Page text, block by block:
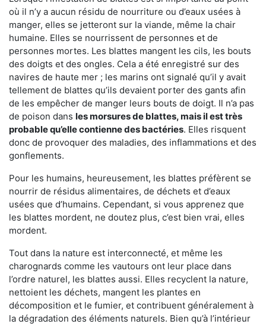
où il n’y a aucun résidu de nourriture ou d’eaux usées à
manger, elles se jetteront sur la viande, même la chair
humaine. Elles se nourrissent de personnes et de
personnes mortes. Les blattes mangent les cils, les bouts
des doigts et des ongles. Cela a été enregistré sur des
navires de haute mer ; les marins ont signalé qu’il y avait
tellement de blattes qu’ils devaient porter des gants afin
de les empêcher de manger leurs bouts de doigt. Il n’a pas
de poison dans les morsures de blattes, mais il est très
probable qu’elle contienne des bactéries. Elles risquent
donc de provoquer des maladies, des inflammations et des
gonflements.
Pour les humains, heureusement, les blattes préfèrent se
nourrir de résidus alimentaires, de déchets et d’eaux
usées que d’humains. Cependant, si vous apprenez que
les blattes mordent, ne doutez plus, c’est bien vrai, elles
mordent.
Tout dans la nature est interconnecté, et même les
charognards comme les vautours ont leur place dans
l’ordre naturel, les blattes aussi. Elles recyclent la nature,
nettoient les déchets, mangent les plantes en
décomposition et le fumier, et contribuent généralement à
la dégradation des éléments naturels. Bien qu’à l’intérieur